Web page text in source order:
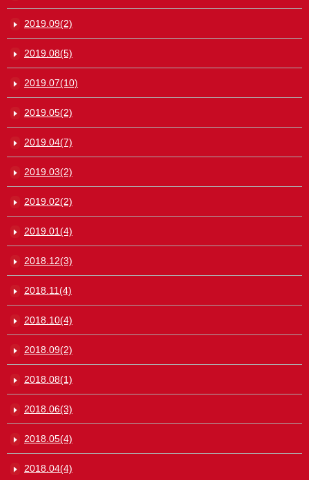
2019.09(2)
2019.08(5)
2019.07(10)
2019.05(2)
2019.04(7)
2019.03(2)
2019.02(2)
2019.01(4)
2018.12(3)
2018.11(4)
2018.10(4)
2018.09(2)
2018.08(1)
2018.06(3)
2018.05(4)
2018.04(4)